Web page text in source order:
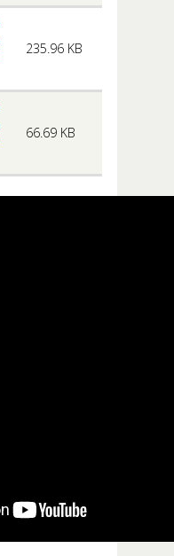
235.96 KB
66.69 KB